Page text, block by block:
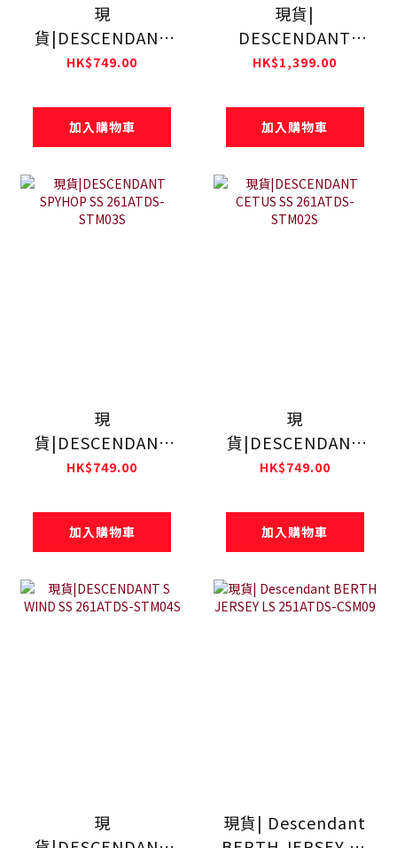
現
貨|DESCENDANT
HORIZON SS
HK$749.00
加入購物車
現貨|
DESCENDANT
CACHALOT
SS PIGMENT DYE
261ATDS-CSM23
HK$1,399.00
加入購物車
現
貨|DESCENDANT
SPYHOP SS
HK$749.00
加入購物車
現
貨|DESCENDANT
CETUS SS
HK$749.00
加入購物車
現
現貨| Descendant